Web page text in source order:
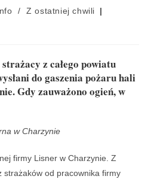
/
Z ostatniej chwili
z całego powiatu
do gaszenia pożaru hali
Gdy zauważono ogień, w
w Charzynie
firmy Lisner w Charzynie. Z
strażaków od pracownika firmy